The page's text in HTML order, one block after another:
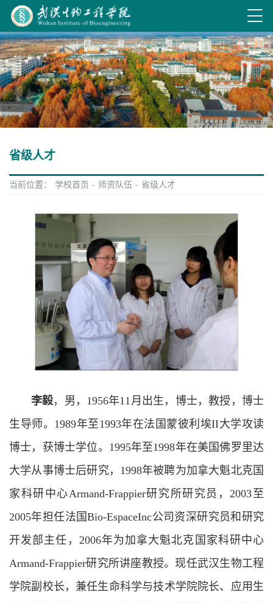
省级人才
当前位置： 学校首页 - 师资队伍 - 省级人才
李毅，男，1956年11月出生，博士，教授，博士
生导师。1989年至1993年在法国蒙彼利埃II大学攻读
博士，获博士学位。1995年至1998年在美国佛罗里达
大学从事博士后研究，1998年被聘为加拿大魁北克国
家科研中心Armand-Frappier研究所研究员，2003至
2005年担任法国Bio-EspaceInc公司资深研究员和研究
开发部主任，2006年为加拿大魁北克国家科研中心
Armand-Frappier研究所讲座教授。现任武汉生物工程
学院副校长，兼任生命科学与技术学院院长、应用生